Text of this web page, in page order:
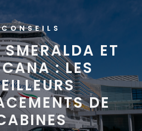
CONSEILS
ET
: LES
DE